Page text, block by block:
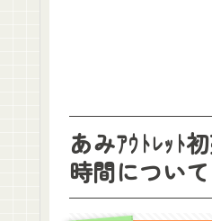
あみｱｳﾄﾚｯﾄ
時間につい